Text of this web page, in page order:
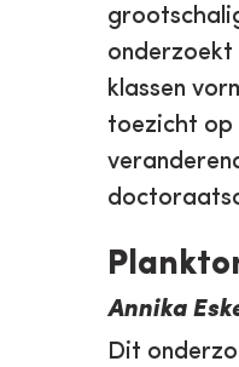
onderzoekt
klassen
toezicht op
Annika
Dit